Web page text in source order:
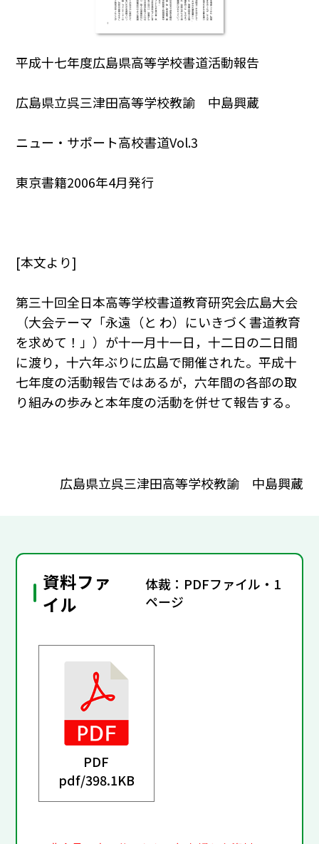
平成十七年度広島県高等学校書道活動報告
広島県立呉三津田高等学校教諭 中島興蔵
ニュー・サポート高校書道Vol.3
東京書籍2006年4月発行
[本文より]
第三十回全日本高等学校書道教育研究会広島大会
（大会テーマ「永遠（と わ）にいきづく書道教育
を求めて！」）が十一月十一日，十二日の二日間
に渡り，十六年ぶりに広島で開催された。平成十
七年度の活動報告ではあるが，六年間の各部の取
り組みの歩みと本年度の活動を併せて報告する。
広島県立呉三津田高等学校教諭 中島興蔵
資料ファ
イル
体裁：PDFファイル・1
ページ
PDF
pdf/398.1KB